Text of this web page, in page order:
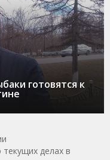
готовятся к
делах в